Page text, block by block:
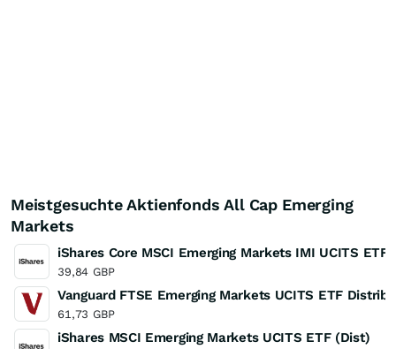
Meistgesuchte Aktienfonds All Cap Emerging
Markets
iShares Core MSCI Emerging Markets IMI UCITS ETF
39,84 GBP
Vanguard FTSE Emerging Markets UCITS ETF
61,73 GBP
iShares MSCI Emerging Markets UCITS ETF (Dist)